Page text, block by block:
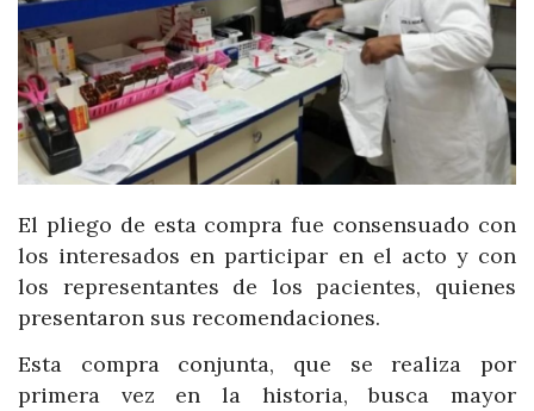
El pliego de esta compra fue consensuado con
los interesados en participar en el acto y con
los representantes de los pacientes, quienes
presentaron sus recomendaciones.
Esta compra conjunta, que se realiza por
primera vez en la historia, busca mayor